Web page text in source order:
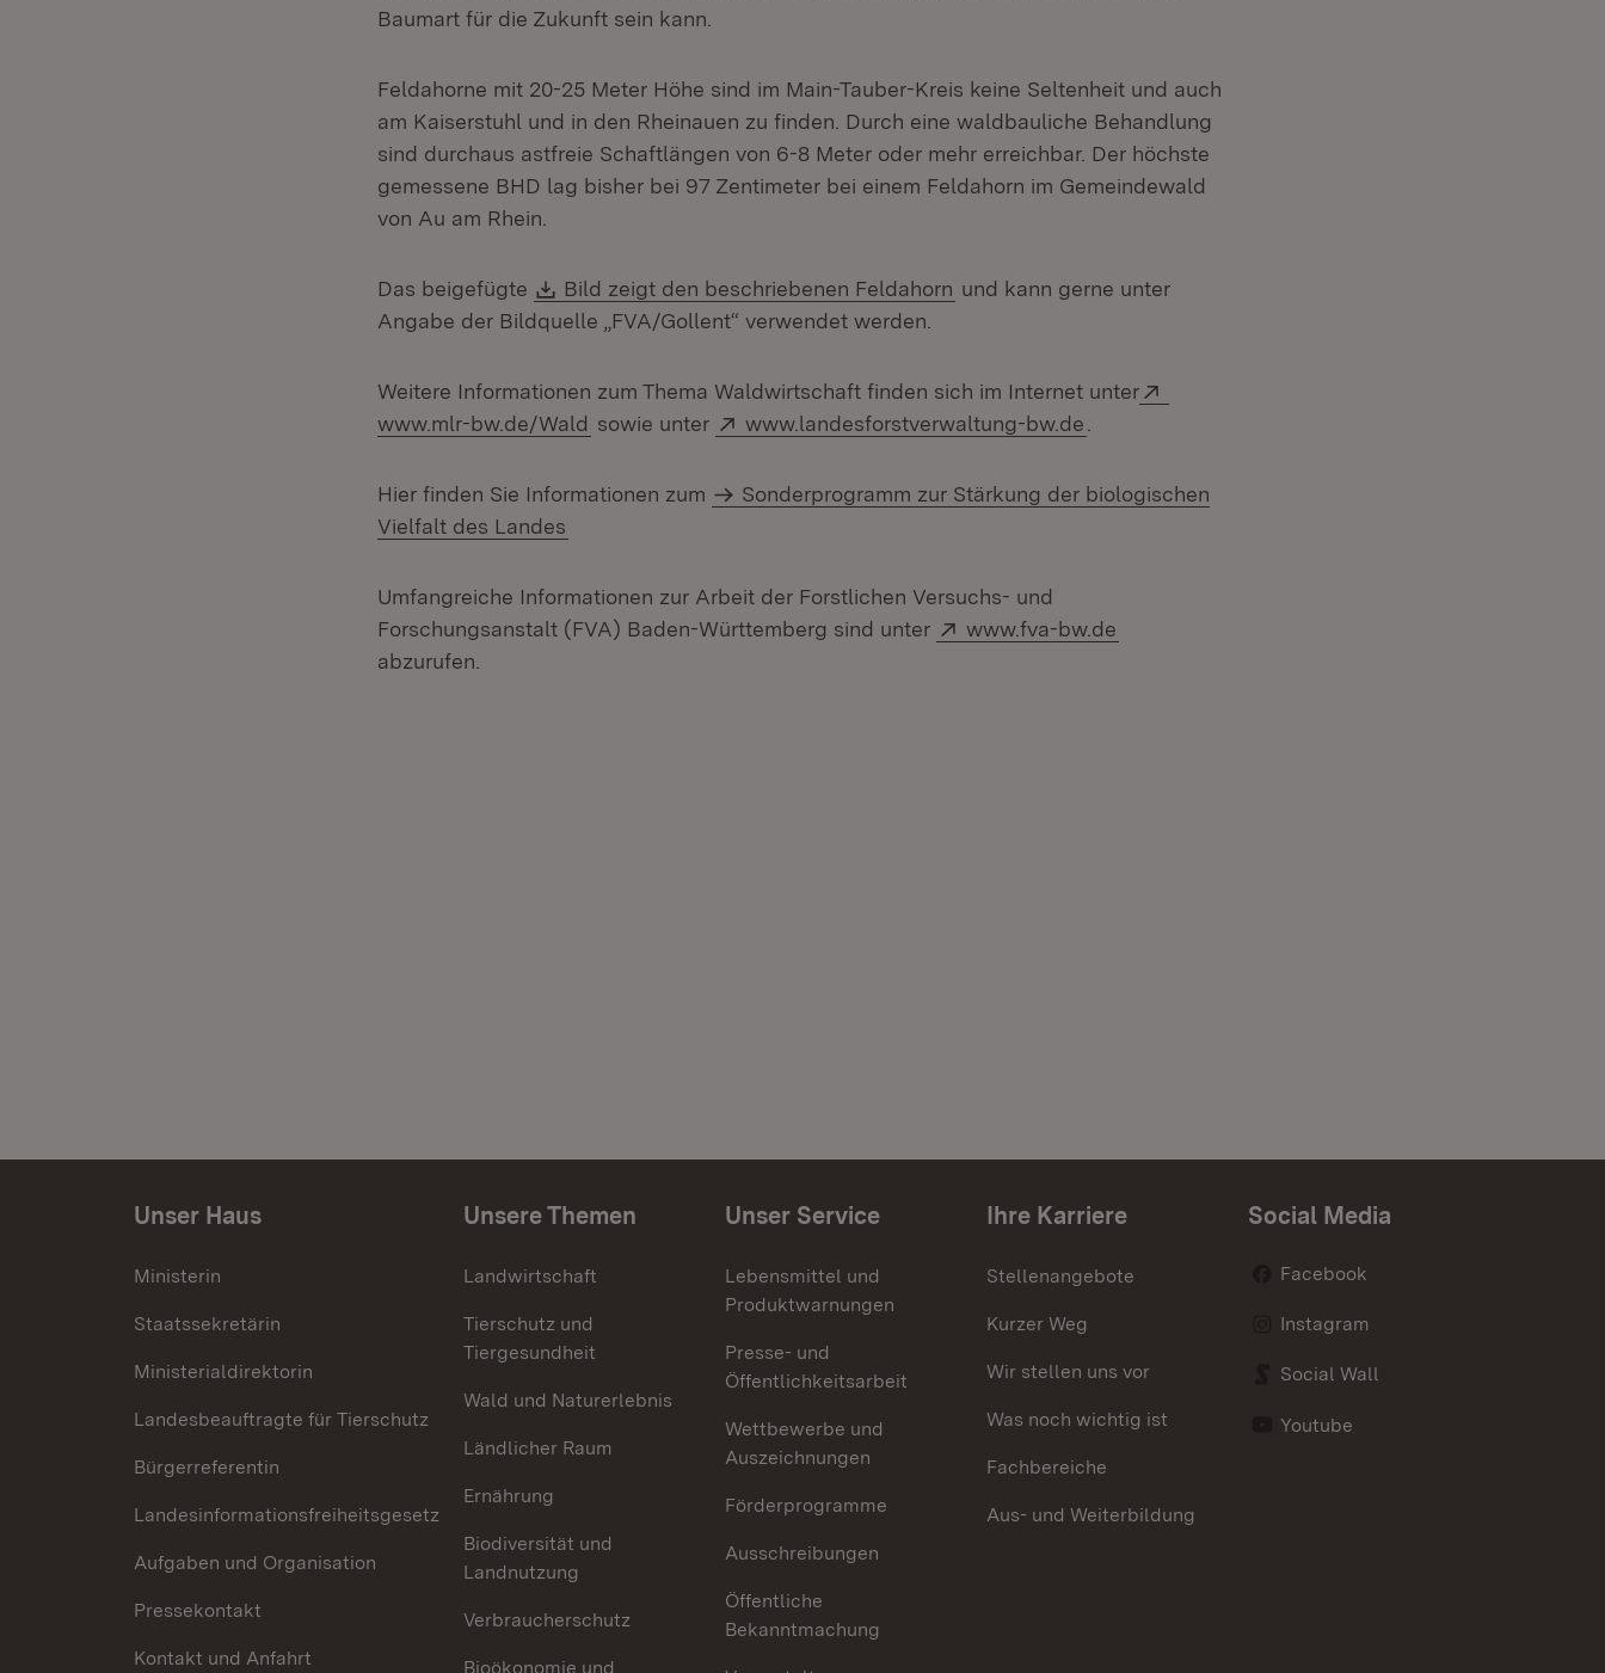
Baumart für die Zukunft sein kann.
Feldahorne mit 20-25 Meter Höhe sind im Main-Tauber-Kreis keine Seltenheit und auch
am Kaiserstuhl und in den Rheinauen zu finden. Durch eine waldbauliche Behandlung
sind durchaus astfreie Schaftlängen von 6-8 Meter oder mehr erreichbar. Der höchste
gemessene BHD lag bisher bei 97 Zentimeter bei einem Feldahorn im Gemeindewald
von Au am Rhein.
Das beigefügte Download:
Bild zeigt den beschriebenen Feldahorn (Öffnet in neuem Fenster)
und kann gerne unter
Angabe der Bildquelle „FVA/Gollent“ verwendet werden.
Weitere Informationen zum Thema Waldwirtschaft finden sich im Internet unter
www.mlr-bw.de/Wald (Öffnet in neuem Fenster)
sowie unter Extern:
www.landesforstverwaltung-bw.de
Hier finden Sie Informationen zum
Sonderprogramm zur Stärkung der biologischen
Vielfalt des Landes
Umfangreiche Informationen zur Arbeit der Forstlichen Versuchs- und
Forschungsanstalt (FVA) Baden-Württemberg sind unter
Extern:
www.fva-bw.de
abzurufen.
Unser Haus
Ministerin
Staatssekretärin
Ministerialdirektorin
Landesbeauftragte für Tierschutz
Bürgerreferentin
Landesinformationsfreiheitsgesetz
Aufgaben und Organisation
Pressekontakt
Kontakt und Anfahrt
Unsere Themen
Landwirtschaft
Tierschutz und
Tiergesundheit
Wald und Naturerlebnis
Ländlicher Raum
Ernährung
Biodiversität und
Landnutzung
Verbraucherschutz
Bioökonomie und
Unser Service
Lebensmittel und
Produktwarnungen
Presse- und
Öffentlichkeitsarbeit
Wettbewerbe und
Auszeichnungen
Förderprogramme
Ausschreibungen
Öffentliche
Bekanntmachung
Ihre Karriere
Stellenangebote
Kurzer Weg
Wir stellen uns vor
Was noch wichtig ist
Fachbereiche
Aus- und Weiterbildung
Social Media
Facebook
Instagram
Social Wall
Youtube